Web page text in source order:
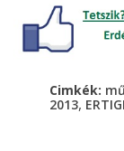
Cimkék:
2013,